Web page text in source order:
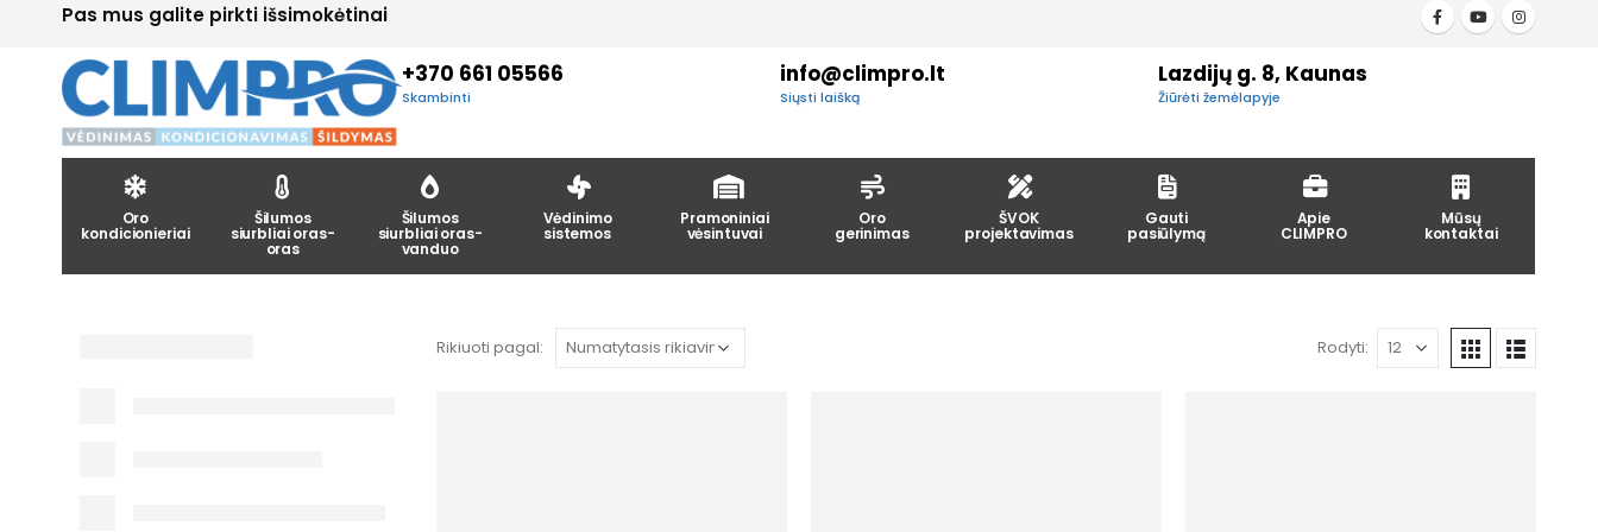
Pas mus galite pirkti išsimokėtinai
+370 661 05566
Skambinti
info@climpro.lt
Siųsti laišką
Lazdijų g. 8, Kaunas
Žiūrėti žemėlapyje
Oro
kondicionieriai
Šilumos
siurbliai oras-
oras
Šilumos
siurbliai oras-
vanduo
Vėdinimo
sistemos
Pramoniniai
vėsintuvai
Oro
gerinimas
ŠVOK
projektavimas
Gauti
pasiūlymą
Apie
CLIMPRO
Mūsų
kontaktai
Rikiuoti pagal: Rodyti: